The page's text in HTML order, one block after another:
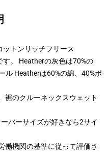
トンリッチフリース
。 Heatherの灰色は70%の
ル Heatherは60%の綿、40%ポ
裾のクルーネックスウェット
バーサイズが好きなら2サイ
働機関の基準に従って評価さ